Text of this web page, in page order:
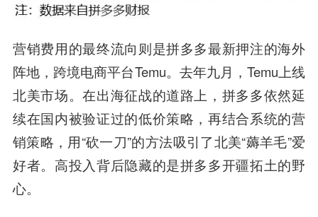
营销费用的最终流向则是拼多多最新押注的海外
阵地，跨境电商平台Temu。去年九月，Temu上线
北美市场。在出海征战的道路上，拼多多依然延
续在国内被验证过的低价策略，再结合系统的营
销策略，用“砍一刀”的方法吸引了北美“薅羊毛”爱
好者。高投入背后隐藏的是拼多多开疆拓土的野
心。